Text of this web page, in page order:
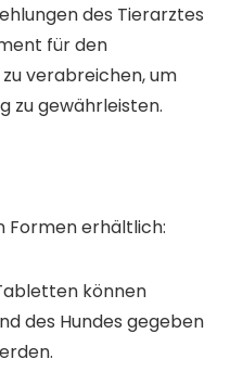
des Tierarztes
für den
verabreichen, um
zu gewährleisten.
Formen erhältlich:
können
des Hundes gegeben